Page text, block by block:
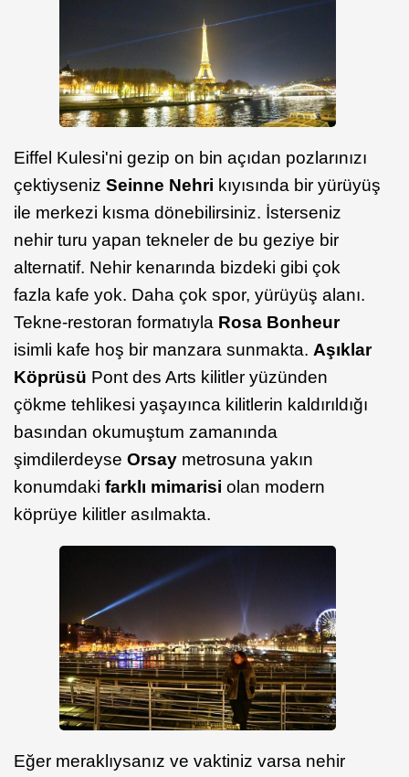
Eiffel Kulesi'ni gezip on bin açıdan pozlarınızı
çektiyseniz Seinne Nehri kıyısında bir yürüyüş
ile merkezi kısma dönebilirsiniz. İsterseniz
nehir turu yapan tekneler de bu geziye bir
alternatif. Nehir kenarında bizdeki gibi çok
fazla kafe yok. Daha çok spor, yürüyüş alanı.
Tekne-restoran formatıyla Rosa Bonheur
isimli kafe hoş bir manzara sunmakta. Aşıklar
Köprüsü Pont des Arts kilitler yüzünden
çökme tehlikesi yaşayınca kilitlerin kaldırıldığı
basından okumuştum zamanında
şimdilerdeyse Orsay metrosuna yakın
konumdaki farklı mimarisi olan modern
köprüye kilitler asılmakta.
Eğer meraklıysanız ve vaktiniz varsa nehir